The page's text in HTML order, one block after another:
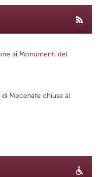
ai Monumenti del
Mecenate chiuse al